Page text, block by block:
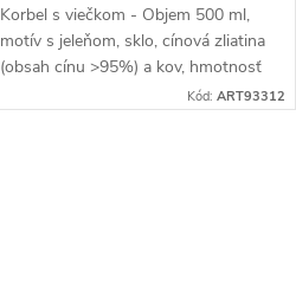
Korbel s viečkom - Objem 500 ml,
motív s jeleňom, sklo, cínová zliatina
(obsah cínu >95%) a kov, hmotnosť
Kód:ART93312